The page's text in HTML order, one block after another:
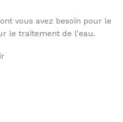
vous avez besoin pour le
le traitement de l'eau.